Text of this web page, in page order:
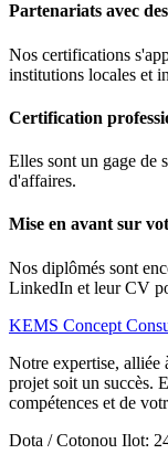
Partenariats avec
Nos certifications
institutions locales et
Certification
Elles sont un gage de
d'affaires.
Mise en avant sur
Nos diplômés sont
LinkedIn et leur CV
KEMS Concept
Notre expertise, alliée
projet soit un succès.
compétences et de
Dota / Cotonou Ilot: